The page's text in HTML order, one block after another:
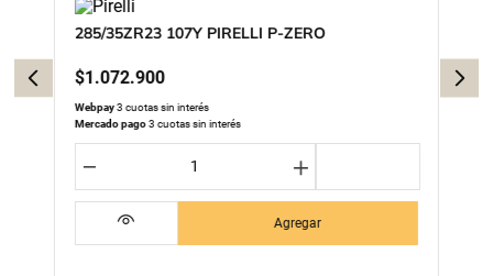
285/35ZR23 107Y PIRELLI P-ZERO
$1.072.900
Webpay3 cuotas sin interés
Mercado pago3 cuotas sin interés
＋
－
Agregar